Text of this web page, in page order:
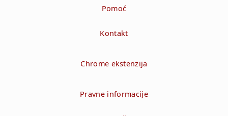
Pomoć
Kontakt
Chrome ekstenzija
Pravne informacije